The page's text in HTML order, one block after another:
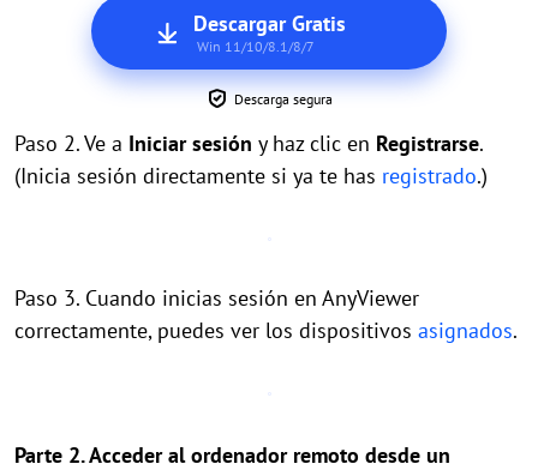
Descargar Gratis
Win 11/10/8.1/8/7
Descarga segura
Paso 2. Ve a Iniciar sesión y haz clic en Registrarse.
(Inicia sesión directamente si ya te has registrado.)
Paso 3. Cuando inicias sesión en AnyViewer
correctamente, puedes ver los dispositivos asignados.
Parte 2. Acceder al ordenador remoto desde un